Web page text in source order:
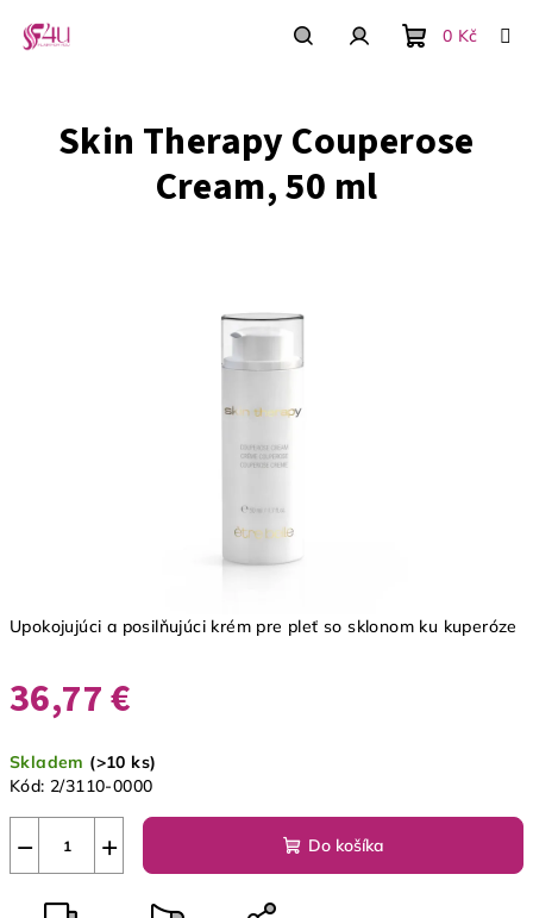
obsah
košík
0 Kč
Upokojujúci a posilňujúci krém pre pleť so sklonom ku kuperóze
36,77 €
cena:
Skladem (>10 ks)
Kód: 2/3110-0000
+
− Do košíka
Skin Therapy Couperose
Cream, 50 ml